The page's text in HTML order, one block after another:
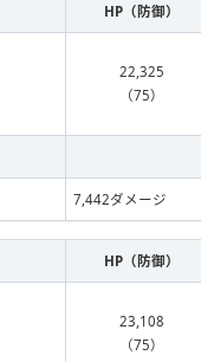
HP（防御）
22,325
（75）
7,442ダメージ
HP（防御）
23,108
（75）